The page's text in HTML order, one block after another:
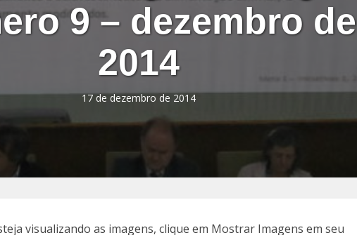
9 – dezembro de
2014
17 de dezembro de 2014